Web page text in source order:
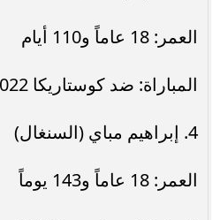
العمر: 18 عاماً و110 أيام
المباراة: ضد كوستاريكا 2022
4. إبراهيم مباي (السنغال)
العمر: 18 عاماً و143 يوماً